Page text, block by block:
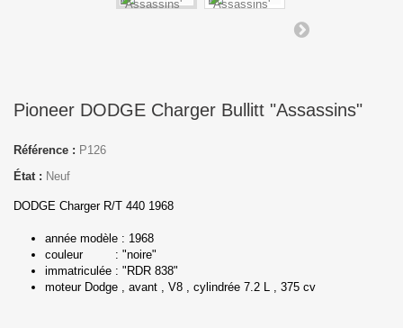
Pioneer DODGE Charger Bullitt "Assassins"
Référence : P126
État : Neuf
DODGE Charger R/T 440 1968
année modèle : 1968
couleur : "noire"
immatriculée : "RDR 838"
moteur Dodge , avant , V8 , cylindrée 7.2 L , 375 cv